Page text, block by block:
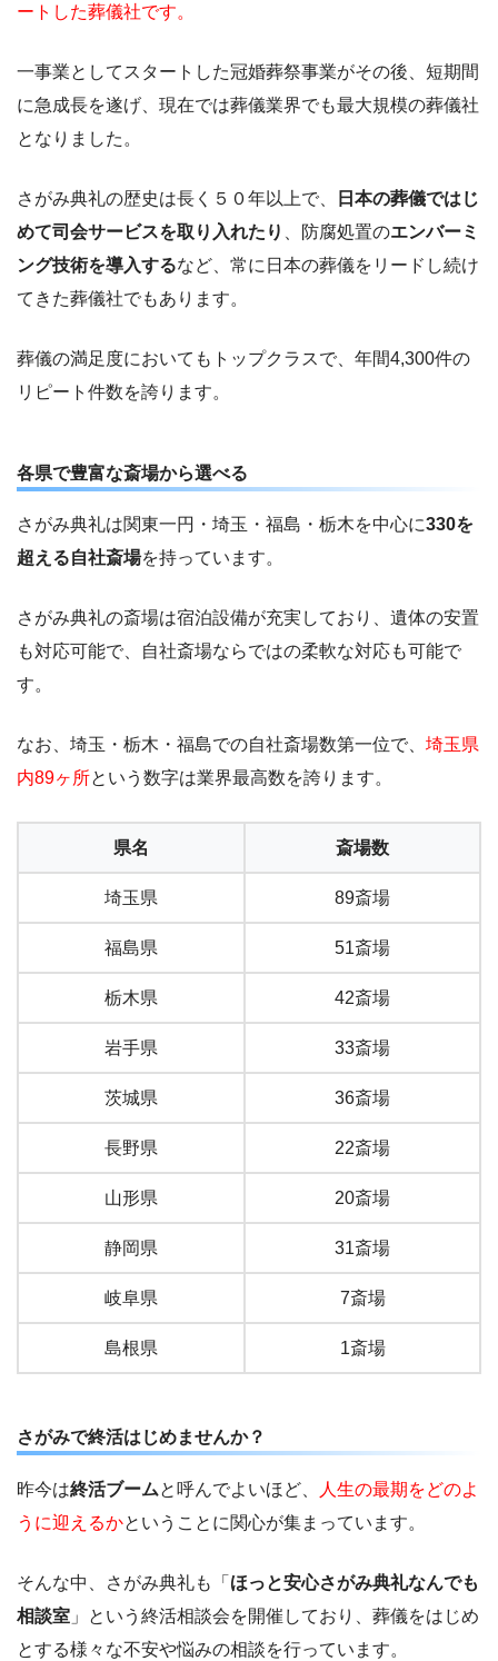
ートした葬儀社です。
一事業としてスタートした冠婚葬祭事業がその後、短期間
に急成長を遂げ、現在では葬儀業界でも最大規模の葬儀社
となりました。
さがみ典礼の歴史は長く５０年以上で、
日本の葬儀ではじ
めて司会サービスを取り入れたり
、防腐処置のエンバーミ
ング技術を導入するなど、常に日本の葬儀をリードし続け
てきた葬儀社でもあります。
葬儀の満足度においてもトップクラスで、年間4,300件の
リピート件数を誇ります。
各県で豊富な斎場から選べる
さがみ典礼は関東一円・埼玉・福島・栃木を中心に330を
超える自社斎場を持っています。
さがみ典礼の斎場は宿泊設備が充実しており、遺体の安置
も対応可能で、自社斎場ならではの柔軟な対応も可能で
す。
なお、埼玉・栃木・福島での自社斎場数第一位で、 埼玉県
内89ヶ所という数字は業界最高数を誇ります。
県名 斎場数
埼玉県 89斎場
福島県 51斎場
栃木県 42斎場
岩手県 33斎場
茨城県 36斎場
長野県 22斎場
山形県 20斎場
静岡県 31斎場
岐阜県 7斎場
島根県 1斎場
さがみで終活はじめませんか？
昨今は終活ブームと呼んでよいほど、
人生の最期をどのよ
うに迎えるかということに関心が集まっています。
そんな中、さがみ典礼も「 ほっと安心さがみ典礼なんでも
相談室 」という終活相談会を開催しており、葬儀をはじめ
とする様々な不安や悩みの相談を行っています。